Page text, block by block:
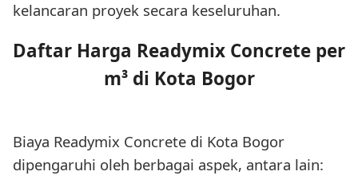
kelancaran proyek secara keseluruhan.
Daftar Harga Readymix Concrete per
m³ di Kota Bogor
Biaya Readymix Concrete di Kota Bogor
dipengaruhi oleh berbagai aspek, antara lain: